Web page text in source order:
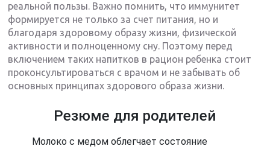
реальной пользы. Важно помнить, что иммунитет
формируется не только за счет питания, но и
благодаря здоровому образу жизни, физической
активности и полноценному сну. Поэтому перед
включением таких напитков в рацион ребенка стоит
проконсультироваться с врачом и не забывать об
основных принципах здорового образа жизни.
Резюме для родителей
Молоко с медом облегчает состояние